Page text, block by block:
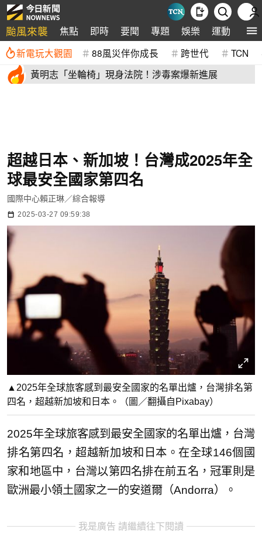
颱風來襲 焦點 即時 要聞 專題 娛樂 運動 全球
新電玩大觀園 88風災伴你成長 跨世代 TCN
黃明志「坐輪椅」現身法院！涉毒案爆新進展
超越日本、新加坡！台灣成2025年全
球最安全國家第四名
國際中心賴正琳／綜合報導
2025-03-27 09:59:38
▲2025年全球旅客感到最安全國家的名單出爐，台灣排名第
四名，超越新加坡和日本。（圖／翻攝自Pixabay）
2025年全球旅客感到最安全國家的名單出爐，台灣
排名第四名，超越新加坡和日本。在全球146個國
家和地區中，台灣以第四名排在前五名，冠軍則是
歐洲最小領土國家之一的安道爾（Andorra）。
我是廣告 請繼續往下閱讀